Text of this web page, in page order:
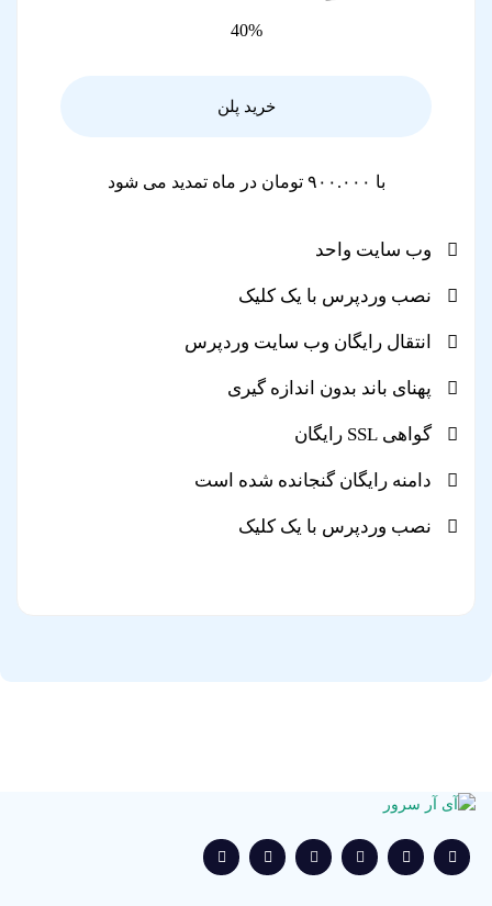
40%
خرید پلن
با ۹۰۰.۰۰۰ تومان در ماه تمدید می شود
وب سایت واحد
نصب وردپرس با یک کلیک
انتقال رایگان وب سایت وردپرس
پهنای باند بدون اندازه گیری
گواهی SSL رایگان
دامنه رایگان گنجانده شده است
نصب وردپرس با یک کلیک